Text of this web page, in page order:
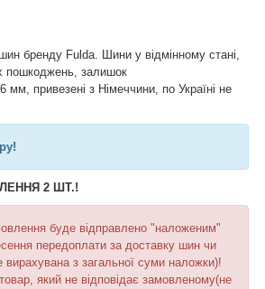
бренду Fulda. Шини у відмінному стані,
пошкоджень, залишок
мм, привезені з Німеччини, по Україні не
2 ШТ.!
буде відправлено "наложеним"
передоплати за доставку шин чи
вирахувана з загальної суми наложки)!
який не відповідає замовленому(не